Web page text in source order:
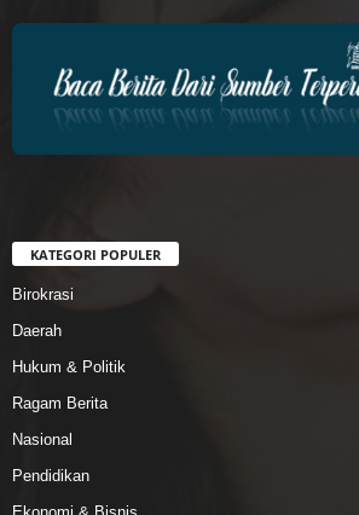
KATEGORI POPULER
Birokrasi
Daerah
Hukum & Politik
Ragam Berita
Nasional
Pendidikan